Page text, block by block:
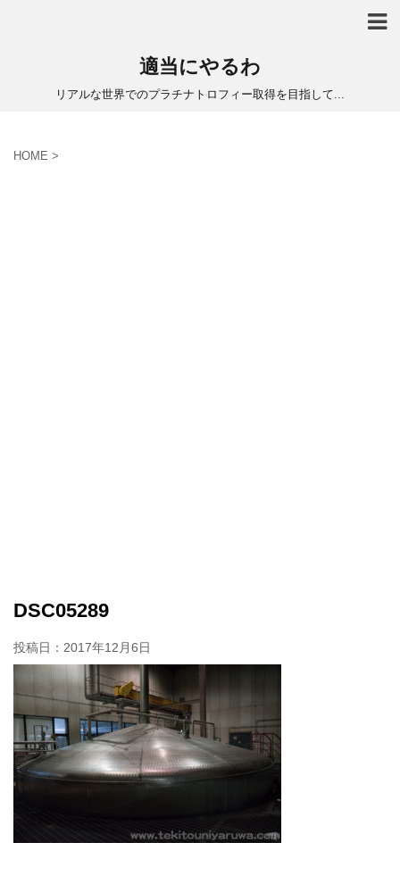
適当にやるわ
リアルな世界でのプラチナトロフィー取得を目指して...
HOME >
DSC05289
投稿日： 2017年12月6日